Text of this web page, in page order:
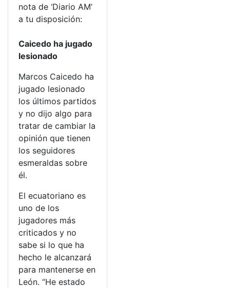
nota de ‘Diario AM’
a tu disposición:
Caicedo ha jugado
lesionado
Marcos Caicedo ha
jugado lesionado
los últimos partidos
y no dijo algo para
tratar de cambiar la
opinión que tienen
los seguidores
esmeraldas sobre
él.
El ecuatoriano es
uno de los
jugadores más
criticados y no
sabe si lo que ha
hecho le alcanzará
para mantenerse en
León. “He estado